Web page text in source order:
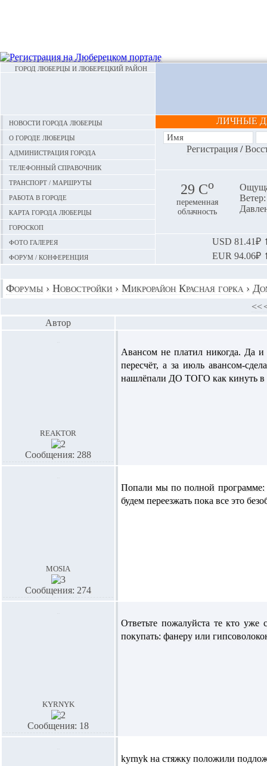
ГОРОД ЛЮБЕРЦЫ И ЛЮБЕРЕЦКИЙ РАЙОН
Новости города Люберцы
О городе Люберцы
Администрация города
Телефонный справочник
Транспорт / маршруты
Работа в городе
Карта города Люберцы
Гороскоп
Фото галерея
Форум / конференция
ЛИЧНЫЕ
Регистрация/
29 Сo
переменная
облачность
USD 81.41₽
EUR 94.06₽
Форумы › Новостройки › Микрорайон Красная горка›
<<
Автор
reaktor
Сообщения: 288
Авансом не платил никогда. Да
пересчёт, а за июль авансом-
нашлёпали ДО ТОГО как кинуть в
mosia
Сообщения: 274
Попали мы по полной
будем переезжать пока все это
kyrnyk
Сообщения: 18
Ответьте пожалуйста те кто
покупать: фанеру или
kyrnyk на стяжку положили